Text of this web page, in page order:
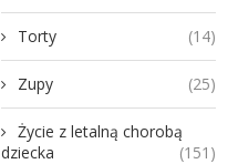
Torty (14)
Zupy (25)
Życie z letalną chorobą
dziecka
(151)